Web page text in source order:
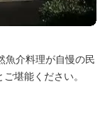
魚介料理が自慢の民
堪能ください。